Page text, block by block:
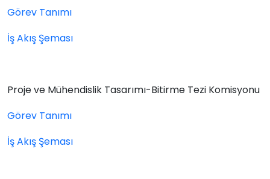
Görev Tanımı
İş Akış Şeması
Proje ve Mühendislik Tasarımı-Bitirme Tezi Komisyonu
Görev Tanımı
İş Akış Şeması